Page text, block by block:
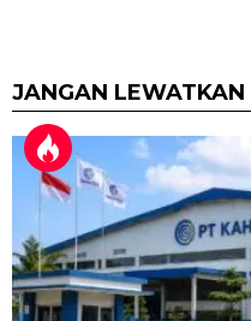
JANGAN LEWATKAN